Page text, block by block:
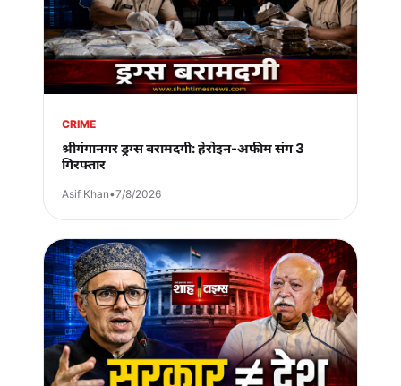
CRIME
श्रीगंगानगर ड्रग्स बरामदगी: हेरोइन-अफीम संग 3
गिरफ्तार
Asif Khan•7/8/2026